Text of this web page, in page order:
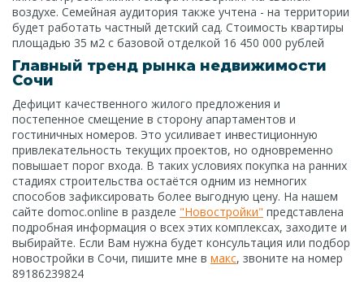
воздухе. Семейная аудитория также учтена - на территории
будет работать частный детский сад. Стоимость квартиры
площадью 35 м2 с базовой отделкой 16 450 000 рублей
Главный тренд рынка недвижимости
Сочи
Дефицит качественного жилого предложения и
постепенное смещение в сторону апартаментов и
гостиничных номеров. Это усиливает инвестиционную
привлекательность текущих проектов, но одновременно
повышает порог входа. В таких условиях покупка на ранних
стадиях строительства остаётся одним из немногих
способов зафиксировать более выгодную цену. На нашем
сайте domoc.online в разделе "Новостройки" представлена
подробная информация о всех этих комплексах, заходите и
выбирайте. Если Вам нужна будет консультация или подбор
новостройки в Сочи, пишите мне в макс, звоните на номер
89186239824